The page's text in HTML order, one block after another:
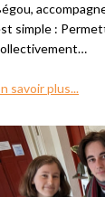
simple :
savoir plus...